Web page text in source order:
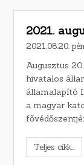
2021.
2021.08.20.
Augusztus
hivatalos
államalapító
a magyar
Teljes cikk...